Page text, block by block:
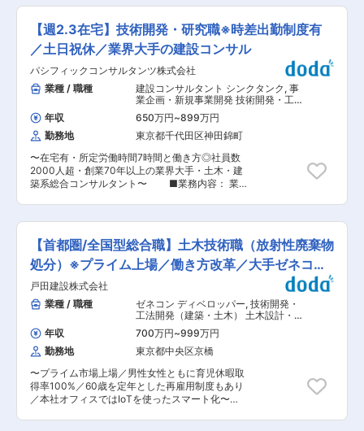
員もいますので、成長、報酬ともに手に入れられ
る環境が整っております。 ・測量士、土地家屋調
査士、一級土木施工管理士、一級建築士および補
償業務管理士などの資格を有する人材を多数育成
し、お客様の信頼に応えております。また、働き
方改革を積極的に進め、働く人が充実して働ける
環境づくりもめざします。有給取得奨励、残業削
減、新技術導入、スキルアップにより作業時間短
縮に取り組んでおります。
ート材料に関する専門知識を発揮して対応いただ
きたいと考えております。職員３名程度でチーム
を作り、複数の業務に対応する形です。 ■当社に
ついて： ・1919年に創業し、100年を超える歴史
と豊富な実績を持っており、建築・土木部門以外
にもインフラ運営事業を手掛ける準大手トップク
ラスのゼネコンです。建築部門においては、BIM
を活用しながら、様々な用途の建築物に多数の実
績を誇っております。 ・建築（57％）、土木
（31%)の売り上げ比率/国内外で建築・土木、コ
ンセッション事業の事例を多く持つ東証一部上場
ゼネコンです。 ・フレックスタイム制・テレワー
ク制、産休育休実勢ありの就業環境は充実してお
ります。有給休暇も１時間あたりで使用できるな
ど働き方に対しての柔軟性があります。 また、勤
怠時間は、PCの打刻で管理している為、ログイ
現場復帰している方もいます。家族と仕事を両立
できる考え方や仕組みが揃っています。 ・働き方
改革にも力を入れてきた当社は、モバイルPC及
びiPhoneの配布や働きやすい人事制度の導入など
を行いました。産休育休後のママさんワーカーも
多く働いており、就業環境は充実。従業員を大事
にする考え方は社内からの支持も大きく、風通し
の良い社風です。 ・当社は事業としてもコンセッ
ション事業に取り組むなど先進的な取り組みをし
ているように、社員のチャレンジを後押しする組
織風土があります。その制度として、研修制度で
年次に応じた各種研修や管理職、キャリア開発研
修などを行なっています。事業部の垣根も上下関
け合い文化もある組織です。
【週2.3在宅】技術開発・研究職※時差出勤制度有
／土日祝休／業界大手の建設コンサル
パシフィックコンサルタンツ株式会社
業種 / 職種
建設コンサルタント シンクタンク , 事
業企画・新規事業開発 技術開発・工法
開発（建築・土木）
年収 650万円~899万円
勤務地
東京都千代田区神田錦町
〜在宅有・所定労働時間7時間と働き方◎社員数
2000人超・創業70年以上の業界大手・土木・建
築系総合コンサルタント〜 ■業務内容： 業
びシステム開発技術/技術開発及び技術起点のビジ
ネス開発/知的財産コーディネーター)をお任せい
たします。 ■業務詳細： （1）空間情報解析及び
システム開発技術 社会インフラ管理や災害対応に
係る空間情報の活用に関連した研究開発 キーワー
ド：GIS・衛星データ等空間情報解析、システム
開発、BIM/CIM 等 （2）技術開発及び技術起点の
ビジネス開発 ・防災及び災害対応に関連した技術
開発及びビジネス創出 キーワード：防災、衛
星、UAV、システム開発 等 ・インフラマネジ
メントに関連した技術開発及びビジネス創出 キ
ーワード：UAV、点検、アセットマネジメント、
インフラマネジメント 等 （3）知的財産コー
ディネーター 構想段階にある技術開発案件から、
新たな知的財産獲得に向けた戦略を立案 社内の技
術開発に伴走し、特許事務所・弁理士等と連携し
【首都圏/全国型総合職】土木技術職（放射性廃棄物
処分）※プライム上場／働き方改革／大手ゼネコン
◎
戸田建設株式会社
業種 / 職種
ゼネコン ディベロッパー, 技術開発・
工法開発（建築・土木） 土木設計・測
量（都市計画・環境）
年収 700万円~999万円
勤務地
東京都中央区京橋
〜プライム市場上場／男性女性ともに育児休暇取
得率100%／60歳を定年とした再雇用制度もあり
／本社オフィスではIoTを使ったスマート化〜